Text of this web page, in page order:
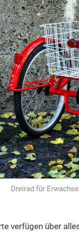
Dreirad für
verfügen über